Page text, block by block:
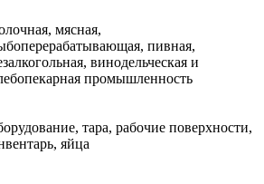
мясная,
пивная,
винодельческая и
промышленность
тара, рабочие поверхности,
яйца